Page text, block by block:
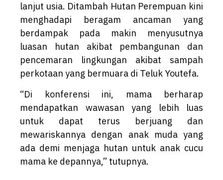
lanjut usia. Ditambah Hutan Perempuan kini
menghadapi beragam ancaman yang
berdampak pada makin menyusutnya
luasan hutan akibat pembangunan dan
pencemaran lingkungan akibat sampah
perkotaan yang bermuara di Teluk Youtefa.
“Di konferensi ini, mama berharap
mendapatkan wawasan yang lebih luas
untuk dapat terus berjuang dan
mewariskannya dengan anak muda yang
ada demi menjaga hutan untuk anak cucu
mama ke depannya,” tutupnya.